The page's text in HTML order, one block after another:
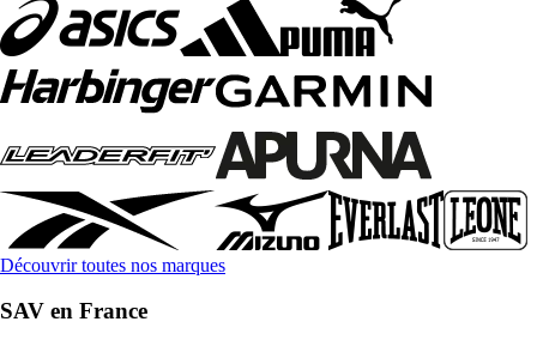
Découvrir toutes nos marques
SAV en France